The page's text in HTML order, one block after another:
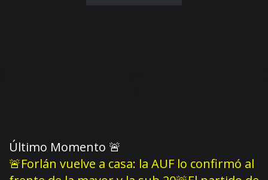
Último Momento 🚨
🚨Forlán vuelve a casa: la AUF lo confirmó al